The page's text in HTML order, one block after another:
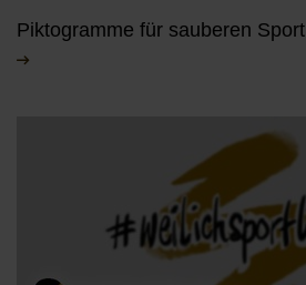
Piktogramme für sauberen Sport